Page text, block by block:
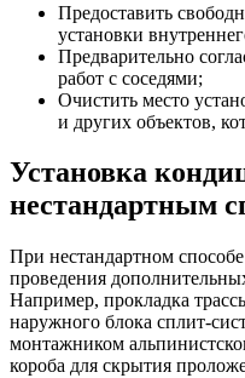
Предоставить
установки
Предварительно
работ с соседями;
Очистить место
и других объектов,
Установка
нестандартным
При нестандартном
проведения
Например, прокладка
наружного блока сплит-
монтажником
короба для скрытия